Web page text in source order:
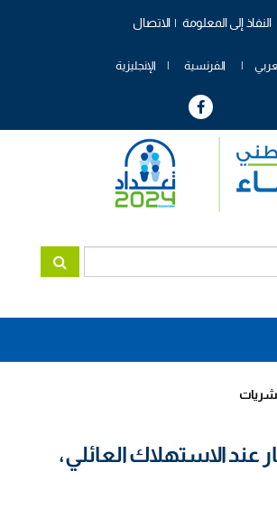
الاتصال النفاذ إلى المعلومة
الفرنسية الإنجليزية
عند الاستهلاك العائلي،